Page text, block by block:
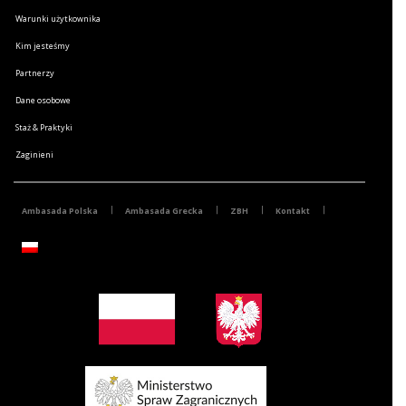
Warunki użytkownika
Kim jesteśmy
Partnerzy
Dane osobowe
Staż & Praktyki
Zaginieni
Ambasada Polska Ambasada Grecka ZBH Kontakt